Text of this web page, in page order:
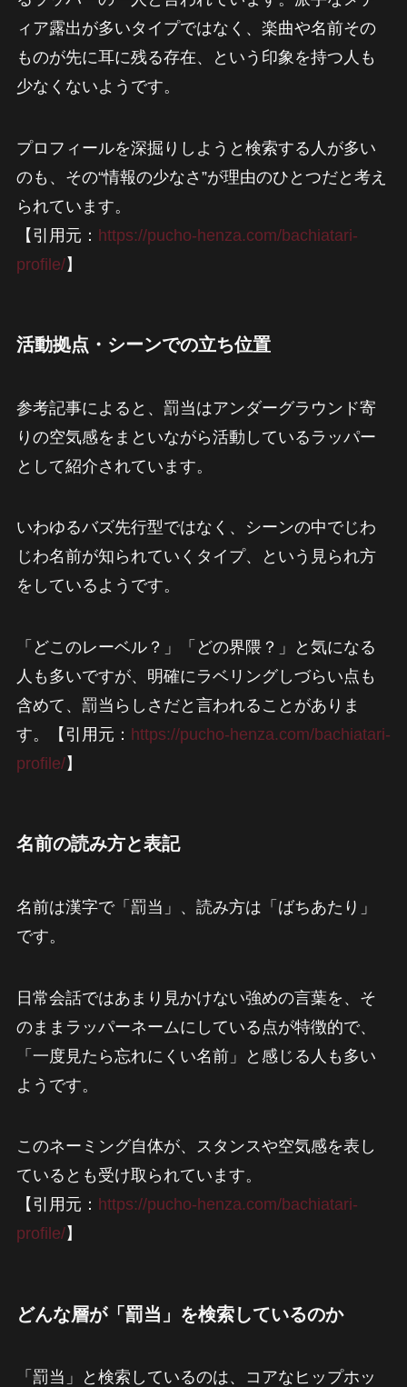
ィア露出が多いタイプではなく、楽曲や名前その
ものが先に耳に残る存在、という印象を持つ人も
少なくないようです。
プロフィールを深掘りしようと検索する人が多い
のも、その“情報の少なさ”が理由のひとつだと考え
られています。
【引用元： https://pucho-henza.com/bachiatari-
profile/】
活動拠点・シーンでの立ち位置
参考記事によると、罰当はアンダーグラウンド寄
りの空気感をまといながら活動しているラッパー
として紹介されています。
いわゆるバズ先行型ではなく、シーンの中でじわ
じわ名前が知られていくタイプ、という見られ方
をしているようです。
「どこのレーベル？」「どの界隈？」と気になる
人も多いですが、明確にラベリングしづらい点も
含めて、罰当らしさだと言われることがありま
す。【引用元： https://pucho-henza.com/bachiatari-
profile/】
名前の読み方と表記
名前は漢字で「罰当」、読み方は「ばちあたり」
です。
日常会話ではあまり見かけない強めの言葉を、そ
のままラッパーネームにしている点が特徴的で、
「一度見たら忘れにくい名前」と感じる人も多い
ようです。
このネーミング自体が、スタンスや空気感を表し
ているとも受け取られています。
【引用元： https://pucho-henza.com/bachiatari-
profile/】
どんな層が「罰当」を検索しているのか
「罰当」と検索しているのは、コアなヒップホッ